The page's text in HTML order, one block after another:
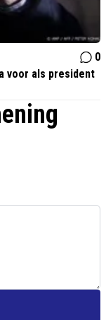
0
voor als president